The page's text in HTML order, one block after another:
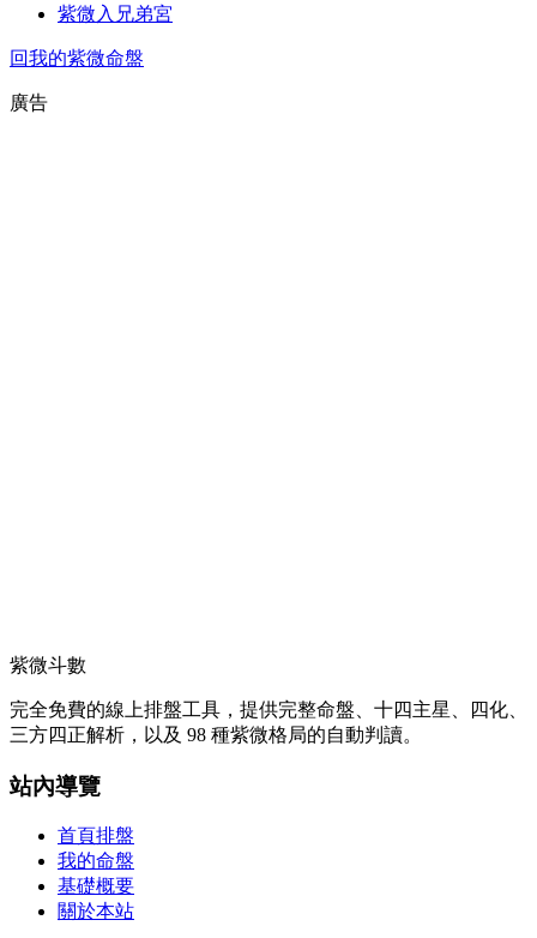
紫微入兄弟宮
回我的紫微命盤
廣告
紫微斗數
完全免費的線上排盤工具，提供完整命盤、十四主星、四化、
三方四正解析，以及 98 種紫微格局的自動判讀。
站內導覽
首頁排盤
我的命盤
基礎概要
關於本站